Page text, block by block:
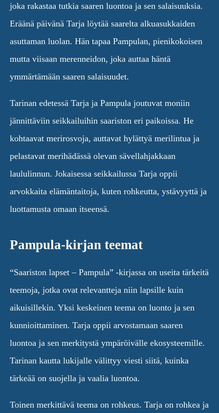
joka rakastaa tutkia saaren luontoa ja sen salaisuuksia.
Eräänä päivänä Tarja löytää saarelta alkuasukkaiden
asuttaman luolan. Hän tapaa Pampulan, pienikokoisen
mutta viisaan merenneidon, joka auttaa häntä
ymmärtämään saaren salaisuudet.
Tarinan edetessä Tarja ja Pampula joutuvat moniin
jännittäviin seikkailuihin saariston eri paikoissa. He
kohtaavat merirosvoja, auttavat hylättyä merilintua ja
pelastavat merihädässä olevan sävellahjakkaan
laululinnun. Jokaisessa seikkailussa Tarja oppii
arvokkaita elämäntaitoja, kuten rohkeutta, ystävyyttä ja
luottamusta omaan itseensä.
Pampula-kirjan teemat
“Saariston lapset – Pampula” -kirjassa on useita tärkeitä
teemoja, jotka ovat relevantteja niin lapsille kuin
aikuisillekin. Yksi keskeinen teema on luonto ja sen
kunnioittaminen. Tarja oppii arvostamaan saaren
luontoa ja sen merkitystä ympäröivälle ekosysteemille.
Tarinan kautta lukijalle välittyy viesti siitä, kuinka
tärkeää on suojella ja vaalia luontoa.
Toinen merkittävä teema on rohkeus. Tarja on rohkea ja